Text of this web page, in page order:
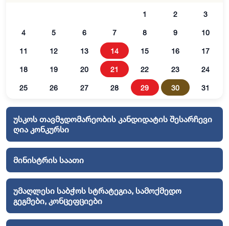
1 2 3
4 5 6 7 8 9 10
11 12 13 14 15 16 17
18 19 20 21 22 23 24
25 26 27 28 29 30 31
უსკოს თავმჯდომარეობის კანდიდატის შესარჩევი
ღია კონკურსი
მინისტრის საათი
უმაღლესი საბჭოს სტრატეგია, სამოქმედო
გეგმები, კონცეფციები